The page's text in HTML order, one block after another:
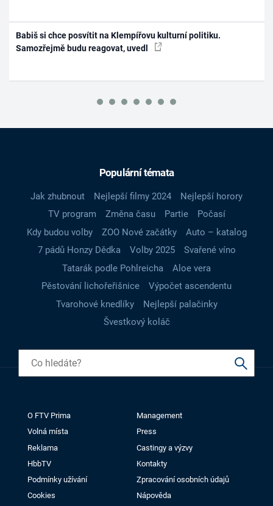
Babiš si chce posvítit na Klempířovu kulturní politiku.
Samozřejmě budu reagovat, uvedl
Populární témata
Jak zhubnout Nejlepší filmy 2024
Nejlepší horory
TV program
Změna času Partie
Počasí
Kdy budou volby
ZOO Nové začátky
Auto – katalog
7 pádů Honzy Dědka
Volby 2025
Svařené víno
Tatarák podle Pohlreicha
Aloe vera
Pěstování lichořeřišnice
Výpočet ascendentu
Tvarohové knedlíky
Nejlepší palačinky
Švestkový koláč
O FTV Prima
Management
Volná místa
Press
Reklama
Castingy a výzvy
HbbTV
Kontakty
Podmínky užívání
Zpracování osobních údajů
Cookies
Nápověda